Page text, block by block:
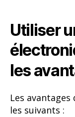
Utiliser
les
Les
les suivants :